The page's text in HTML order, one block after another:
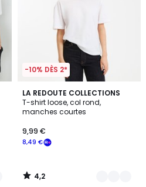
-10% DÈS 2*
LA REDOUTE COLLECTIONS
T-shirt loose, col rond,
manches courtes
8,49 €
9,99 €
4,2
/ 5
4
Couleurs
4,2
/